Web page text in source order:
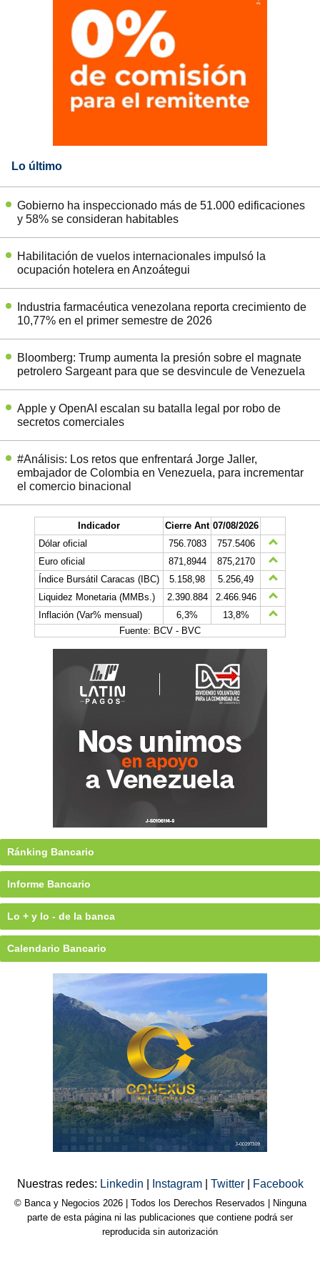
Lo último
Gobierno ha inspeccionado más de 51.000 edificaciones
y 58% se consideran habitables
Habilitación de vuelos internacionales impulsó la
ocupación hotelera en Anzoátegui
Industria farmacéutica venezolana reporta crecimiento de
10,77% en el primer semestre de 2026
Bloomberg: Trump aumenta la presión sobre el magnate
petrolero Sargeant para que se desvincule de Venezuela
Apple y OpenAI escalan su batalla legal por robo de
secretos comerciales
#Análisis: Los retos que enfrentará Jorge Jaller,
embajador de Colombia en Venezuela, para incrementar
el comercio binacional
Indicador Cierre Ant 07/08/2026
Dólar oficial
756.7083
757.5406
Euro oficial
871,8944
875,2170
Índice Bursátil Caracas (IBC)
5.158,98
5.256,49
Liquidez Monetaria (MMBs.)
2.390.884
2.466.946
Inflación (Var% mensual)
6,3%
13,8%
Fuente: BCV - BVC
Ránking Bancario
Informe Bancario
Lo + y lo - de la banca
Calendario Bancario
Nuestras redes: Linkedin Instagram Twitter Facebook
© Banca y Negocios 2026 | Todos los Derechos Reservados | Ninguna
parte de esta página ni las publicaciones que contiene podrá ser
reproducida sin autorización